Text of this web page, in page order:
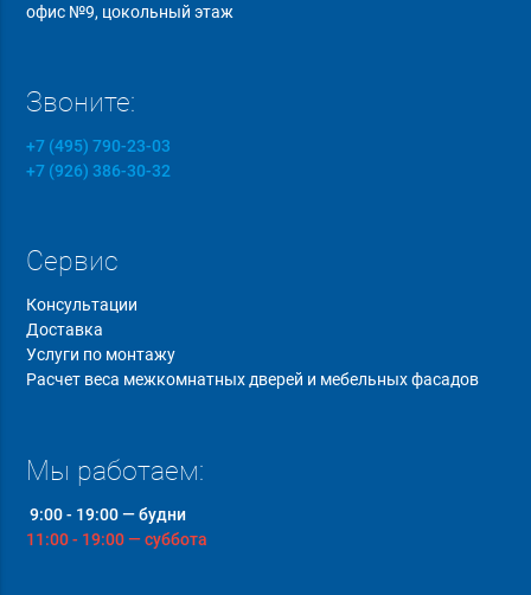
офис №9, цокольный этаж
Звоните:
+7 (495) 790-23-03
+7 (926) 386-30-32
Сервис
Консультации
Доставка
Услуги по монтажу
Расчет веса межкомнатных дверей и мебельных фасадов
Мы работаем:
9:00 - 19:00 — будни
11:00 - 19:00 — суббота